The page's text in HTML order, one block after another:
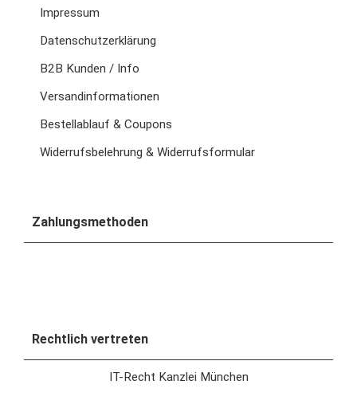
Impressum
Datenschutzerklärung
B2B Kunden / Info
Versandinformationen
Bestellablauf & Coupons
Widerrufsbelehrung & Widerrufsformular
Zahlungsmethoden
Rechtlich vertreten
IT-Recht Kanzlei München